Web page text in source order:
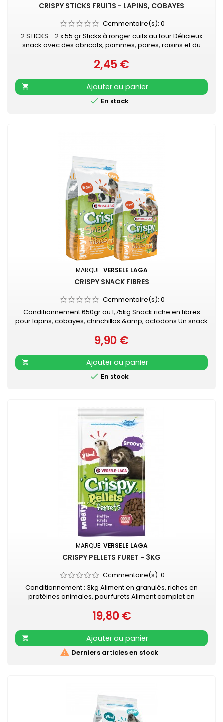
CRISPY STICKS FRUITS - LAPINS, COBAYES
Commentaire(s): 0
2 STICKS - 2 x 55 gr Sticks à ronger cuits au four Délicieux
snack avec des abricots, pommes, poires, raisins et du
la cage de l'animal Délicieusement croquant frais grâce à
l'emballage freshpack sous vide
Prix
2,45 €

Ajouter au panier
 En stock
MARQUE: VERSELE LAGA
CRISPY SNACK FIBRES
Commentaire(s): 0
Conditionnement 650gr ou 1,75kg Snack riche en fibres
pour lapins, cobayes, chinchillas &amp; octodons Un snack
de base Avec de délicieux anneaux à la luzerne, arcs aux
légumes et crunches aux carottes Facile à l'emploi grâce à
l'emballage fraîcheur refermable
Prix
9,90 €

Ajouter au panier
 En stock
MARQUE: VERSELE LAGA
CRISPY PELLETS FURET - 3KG
Commentaire(s): 0
Conditionnement : 3kg Aliment en granulés, riches en
protéines animales, pour furets Aliment complet en
graisses animales, du saumon et du poulet savoureux
Contient grâce aux granulés "Happy &amp; Healthy" tous
les nutriments nécessaires
Prix
19,80 €

Ajouter au panier
 Derniers articles en stock